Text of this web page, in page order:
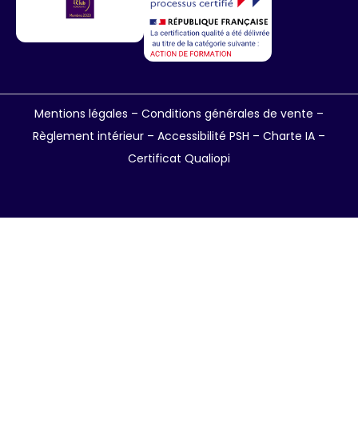
Mentions légales – Conditions générales de vente –
Règlement intérieur – Accessibilité PSH – Charte IA –
Certificat Qualiopi